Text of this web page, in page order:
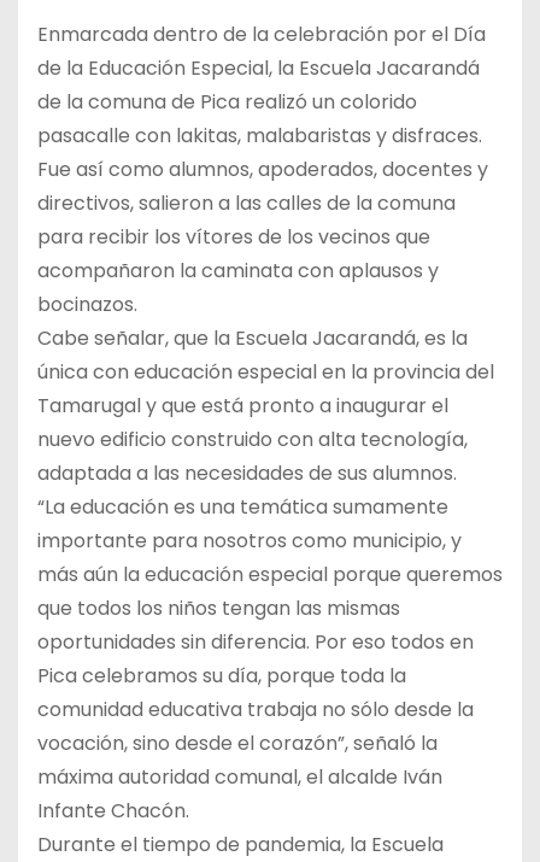
Enmarcada dentro de la celebración por el Día
de la Educación Especial, la Escuela Jacarandá
de la comuna de Pica realizó un colorido
pasacalle con lakitas, malabaristas y disfraces.
Fue así como alumnos, apoderados, docentes y
directivos, salieron a las calles de la comuna
para recibir los vítores de los vecinos que
acompañaron la caminata con aplausos y
bocinazos.
Cabe señalar, que la Escuela Jacarandá, es la
única con educación especial en la provincia del
Tamarugal y que está pronto a inaugurar el
nuevo edificio construido con alta tecnología,
adaptada a las necesidades de sus alumnos.
“La educación es una temática sumamente
importante para nosotros como municipio, y
más aún la educación especial porque queremos
que todos los niños tengan las mismas
oportunidades sin diferencia. Por eso todos en
Pica celebramos su día, porque toda la
comunidad educativa trabaja no sólo desde la
vocación, sino desde el corazón”, señaló la
máxima autoridad comunal, el alcalde Iván
Infante Chacón.
Durante el tiempo de pandemia, la Escuela